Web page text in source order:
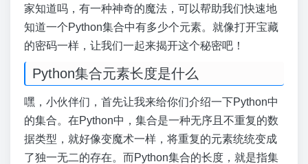
家知道吗，有一种神奇的魔法，可以帮助我们快速地
知道一个Python集合中有多少个元素。就像打开宝藏
的密码一样，让我们一起来揭开这个秘密吧！
Python集合元素长度是什么
嘿，小伙伴们，首先让我来给你们介绍一下Python中
的集合。在Python中，集合是一种无序且不重复的数
据类型，就好像变魔术一样，将重复的元素统统变成
了独一无二的存在。而Python集合的长度，就是指集